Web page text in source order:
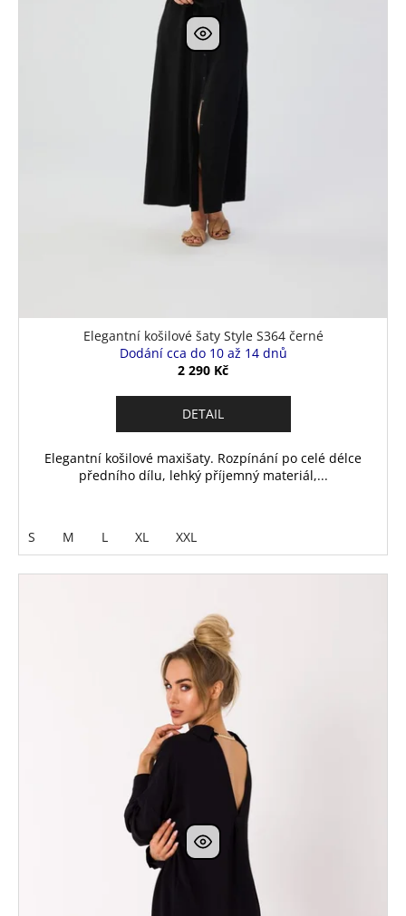
Elegantní košilové šaty Style S364 černé
Dodání cca do 10 až 14 dnů
2 290 Kč
DETAIL
Elegantní košilové maxišaty. Rozpínání po celé délce
předního dílu, lehký příjemný materiál,...
S M L XL XXL